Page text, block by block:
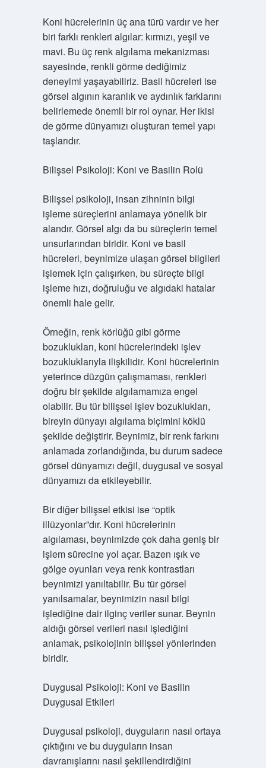
Koni hücrelerinin üç ana türü vardır ve her
biri farklı renkleri algılar: kırmızı, yeşil ve
mavi. Bu üç renk algılama mekanizması
sayesinde, renkli görme dediğimiz
deneyimi yaşayabiliriz. Basil hücreleri ise
görsel algının karanlık ve aydınlık farklarını
belirlemede önemli bir rol oynar. Her ikisi
de görme dünyamızı oluşturan temel yapı
taşlarıdır.
Bilişsel Psikoloji: Koni ve Basilin Rolü
Bilişsel psikoloji, insan zihninin bilgi
işleme süreçlerini anlamaya yönelik bir
alandır. Görsel algı da bu süreçlerin temel
unsurlarından biridir. Koni ve basil
hücreleri, beynimize ulaşan görsel bilgileri
işlemek için çalışırken, bu süreçte bilgi
işleme hızı, doğruluğu ve algıdaki hatalar
önemli hale gelir.
Örneğin, renk körlüğü gibi görme
bozuklukları, koni hücrelerindeki işlev
bozukluklarıyla ilişkilidir. Koni hücrelerinin
yeterince düzgün çalışmaması, renkleri
doğru bir şekilde algılamamıza engel
olabilir. Bu tür bilişsel işlev bozuklukları,
bireyin dünyayı algılama biçimini köklü
şekilde değiştirir. Beynimiz, bir renk farkını
anlamada zorlandığında, bu durum sadece
görsel dünyamızı değil, duygusal ve sosyal
dünyamızı da etkileyebilir.
Bir diğer bilişsel etkisi ise “optik
illüzyonlar”dır. Koni hücrelerinin
algılaması, beynimizde çok daha geniş bir
işlem sürecine yol açar. Bazen ışık ve
gölge oyunları veya renk kontrastları
beynimizi yanıltabilir. Bu tür görsel
yanılsamalar, beynimizin nasıl bilgi
işlediğine dair ilginç veriler sunar. Beynin
aldığı görsel verileri nasıl işlediğini
anlamak, psikolojinin bilişsel yönlerinden
biridir.
Duygusal Psikoloji: Koni ve Basilin
Duygusal Etkileri
Duygusal psikoloji, duyguların nasıl ortaya
çıktığını ve bu duyguların insan
davranışlarını nasıl şekillendirdiğini